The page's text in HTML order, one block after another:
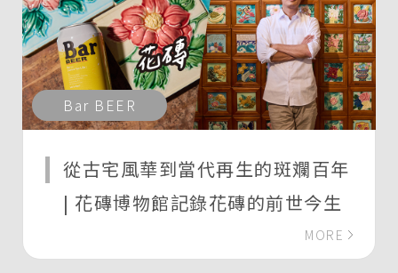
Bar BEER
從古宅風華到當代再生的斑斕百年
| 花磚博物館記錄花磚的前世今生
MORE